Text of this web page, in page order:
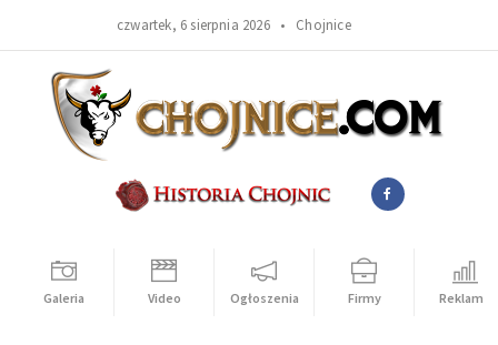
czwartek, 6 sierpnia 2026 • Chojnice
Galeria Video Ogłoszenia Firmy Reklama